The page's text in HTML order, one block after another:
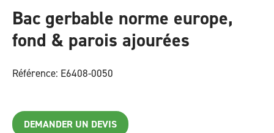
Bac gerbable norme europe,
fond & parois ajourées
Référence: E6408-0050
DEMANDER UN DEVIS